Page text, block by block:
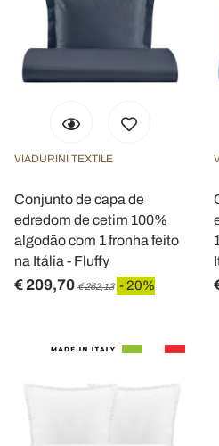
VIADURINI TEXTILE
Conjunto de capa de
edredom de cetim 100%
algodão com 1 fronha feito
na Itália - Fluffy
€ 209,70 € 262,13 - 20%